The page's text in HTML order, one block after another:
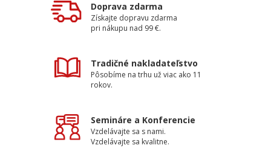
Doprava zdarma
Získajte dopravu zdarma
pri nákupu nad 99 €.
Tradičné nakladateľstvo
Pôsobíme na trhu už viac ako 11
rokov.
Semináre a Konferencie
Vzdelávajte sa s nami.
Vzdelávajte sa kvalitne.